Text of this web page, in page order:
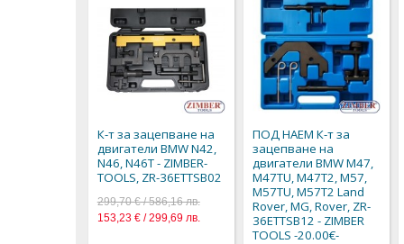
К-т за зацепване на
двигатели BMW N42,
N46, N46T - ZIMBER-
TOOLS, ZR-36ETTSB02
299,70 € / 586,16 лв.
153,23 € / 299,69 лв.
ПОД НАЕМ К-т за
зацепване на
двигатели BMW M47,
M47TU, M47T2, M57,
M57TU, M57T2 Land
Rover, MG, Rover, ZR-
36ETTSB12 - ZIMBER
TOOLS -20.00€-